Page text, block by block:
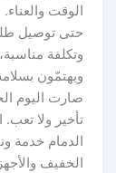
الوقت والعناء.
حتى توصيل
وتكلفة
ويهتمّون
صارت اليوم
الدمام خدمة
الخفيف